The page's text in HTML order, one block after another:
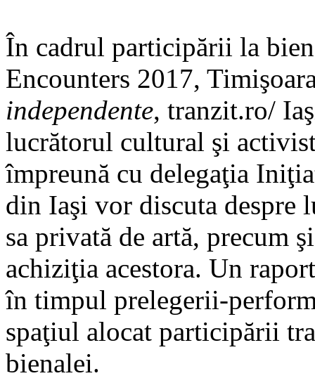
În cadrul participării la
Encounters 2017,
independente, tranzit.ro/
lucrătorul cultural şi
împreună cu delegaţia
din Iaşi vor discuta despre
sa privată de artă, precum
achiziţia acestora. Un
în timpul prelegerii-
spaţiul alocat participării
bienalei.